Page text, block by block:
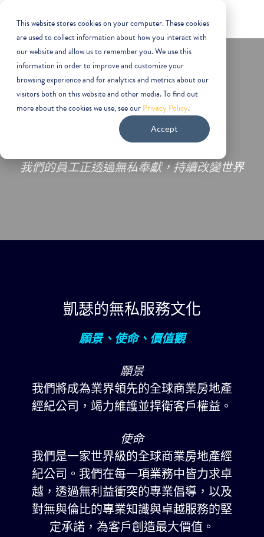
This website stores cookies on your computer. These cookies
are used to collect information about how you interact with
our website and allow us to remember you. We use this
information in order to improve and customize your
browsing experience and for analytics and metrics about our
visitors both on this website and other media. To find out
more about the cookies we use, see ourPrivacy Policy.
Accept
凱瑟的文化
我們的員工正透過無私奉獻，持續改變世界
凱瑟的無私服務文化
願景、使命、價值觀
願景
我們將成為業界領先的全球商業房地產
經紀公司，竭力維護並捍衛客戶權益。
使命
我們是一家世界級的全球商業房地產經
紀公司。我們在每一項業務中皆力求卓
越，透過無利益衝突的專業倡導，以及
對無與倫比的專業知識與卓越服務的堅
定承諾，為客戶創造最大價值。